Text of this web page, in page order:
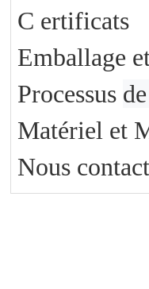
C ertificats
Emballage
Processus
Matériel et
Nous